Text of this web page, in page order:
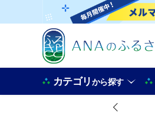
カテゴリから探す